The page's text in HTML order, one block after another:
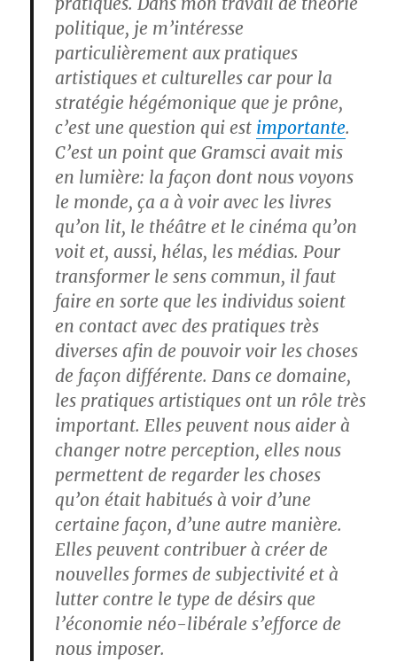
politique, je m’intéresse
particulièrement aux pratiques
artistiques et culturelles car pour la
stratégie hégémonique que je prône,
c’est une question qui est importante.
C’est un point que Gramsci avait mis
en lumière: la façon dont nous voyons
le monde, ça a à voir avec les livres
qu’on lit, le théâtre et le cinéma qu’on
voit et, aussi, hélas, les médias. Pour
transformer le sens commun, il faut
faire en sorte que les individus soient
en contact avec des pratiques très
diverses afin de pouvoir voir les choses
de façon différente. Dans ce domaine,
les pratiques artistiques ont un rôle très
important. Elles peuvent nous aider à
changer notre perception, elles nous
permettent de regarder les choses
qu’on était habitués à voir d’une
certaine façon, d’une autre manière.
Elles peuvent contribuer à créer de
nouvelles formes de subjectivité et à
lutter contre le type de désirs que
l’économie néo-libérale s’efforce de
nous imposer.